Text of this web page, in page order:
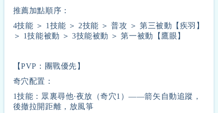
推薦加點順序：
4技能 ＞ 1技能 ＞ 2技能 ＞ 普攻 ＞ 第三被動【疾羽】
＞ 1技能被動 ＞ 3技能被動 ＞ 第一被動【鷹眼】
【PVP：團戰優先】
奇穴配置：
1技能：眾裏尋他·夜放（奇穴1）——箭矢自動追蹤，
後撤拉開距離，放風箏